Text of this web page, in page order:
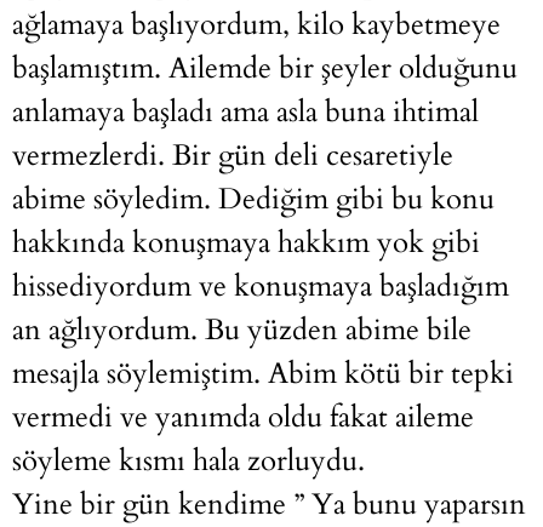
ağlamaya başlıyordum, kilo kaybetmeye
başlamıştım. Ailemde bir şeyler olduğunu
anlamaya başladı ama asla buna ihtimal
vermezlerdi. Bir gün deli cesaretiyle
abime söyledim. Dediğim gibi bu konu
hakkında konuşmaya hakkım yok gibi
hissediyordum ve konuşmaya başladığım
an ağlıyordum. Bu yüzden abime bile
mesajla söylemiştim. Abim kötü bir tepki
vermedi ve yanımda oldu fakat aileme
söyleme kısmı hala zorluydu.
Yine bir gün kendime ” Ya bunu yaparsın